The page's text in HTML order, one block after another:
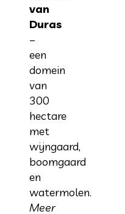
van
Duras
–
een
domein
van
300
hectare
met
wijngaard,
boomgaard
en
watermolen.
Meer